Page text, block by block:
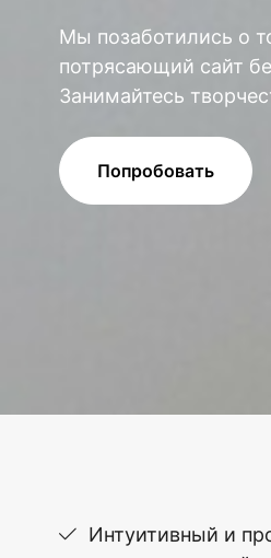
Мы позаботились о
потрясающий сайт
Занимайтесь
Попробовать
Интуитивный и